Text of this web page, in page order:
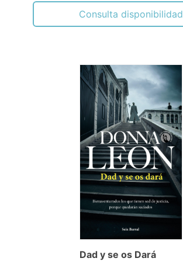
Consulta disponibilidad
Dad y se os Dará